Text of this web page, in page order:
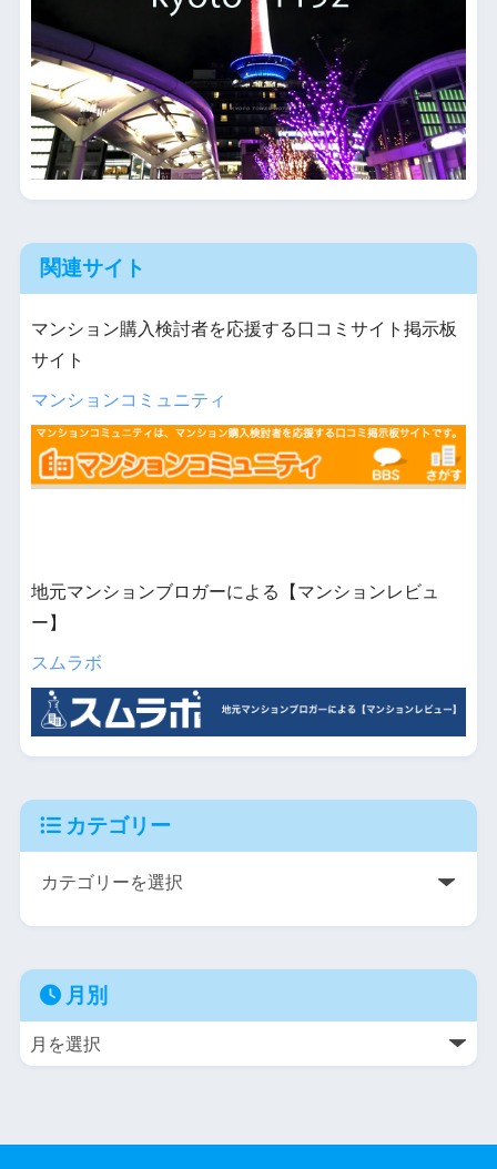
関連サイト
マンション購入検討者を応援する口コミサイト掲示板
サイト
マンションコミュニティ
地元マンションブロガーによる【マンションレビュ
ー】
スムラボ
カテゴリー
月別